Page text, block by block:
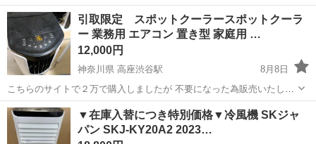
写真…
東京 羽村市 小作駅 季節、空調家電
引取限定 スポットクーラースポットクーラ
ー 業務用 エアコン 置き型 家庭用 …
12,000円
神奈川県 高座渋谷駅
8月8日
こちらのサイトで２万で購入しましたが 不要になった為販売いたしま
す。 綺麗な部類だと思います。 機能性には問題ありません。 現況引
き渡しになりましす。 希望でしたら窓枠もお付け致します。 高額商品
の為メッセージにて疑問...
神奈川 大和市 高座渋谷駅 家電 スポットクーラー
▼在庫入替につき特別価格▼冷風機 SKジャ
パン SKJ-KY20A2 2023…